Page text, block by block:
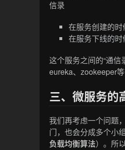
信录
在服务创建的时
在服务下线的时
这个服务之间的“通信
eureka、zookeeper等
三、微服务的
我们再考虑一个问题
门，也会分成多个小
负载均衡算法）。所